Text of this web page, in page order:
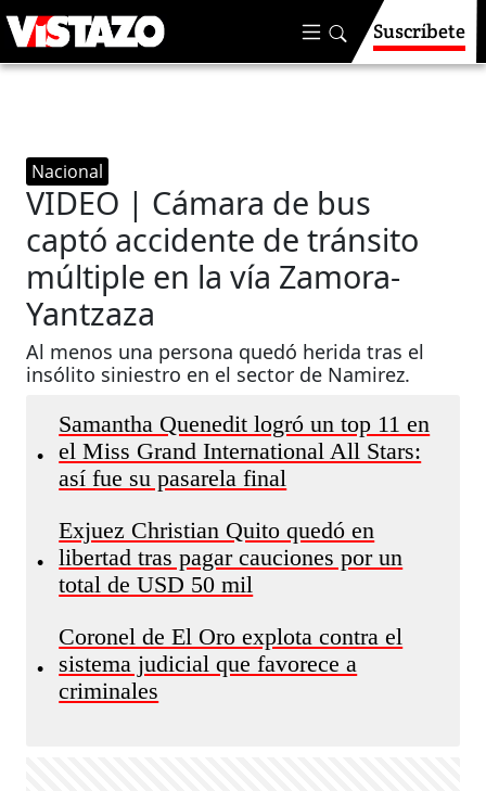
Suscríbete
Nacional
VIDEO | Cámara de bus
captó accidente de tránsito
múltiple en la vía Zamora-
Yantzaza
Al menos una persona quedó herida tras el
insólito siniestro en el sector de Namirez.
•
Samantha Quenedit logró un top 11 en
el Miss Grand International All Stars:
así fue su pasarela final
•
Exjuez Christian Quito quedó en
libertad tras pagar cauciones por un
total de USD 50 mil
•
Coronel de El Oro explota contra el
sistema judicial que favorece a
criminales